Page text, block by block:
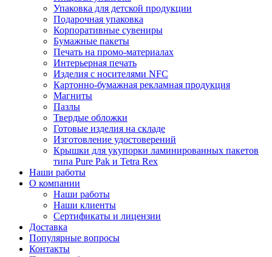
Упаковка для детской продукции
Подарочная упаковка
Корпоративные сувениры
Бумажные пакеты
Печать на промо-материалах
Интерьерная печать
Изделия с носителями NFC
Картонно-бумажная рекламная продукция
Магниты
Пазлы
Твердые обложки
Готовые изделия на складе
Изготовление удостоверений
Крышки для укупорки ламинированных пакетов
типа Pure Pak и Tetra Rex
Наши работы
О компании
Наши работы
Наши клиенты
Сертификаты и лицензии
Доставка
Популярные вопросы
Контакты